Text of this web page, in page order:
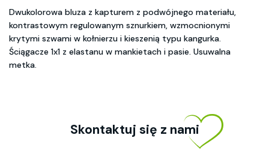
Dwukolorowa bluza z kapturem z podwójnego materiału,
kontrastowym regulowanym sznurkiem, wzmocnionymi
krytymi szwami w kołnierzu i kieszenią typu kangurka.
Ściągacze 1x1 z elastanu w mankietach i pasie. Usuwalna
metka.
Skontaktuj się z nami